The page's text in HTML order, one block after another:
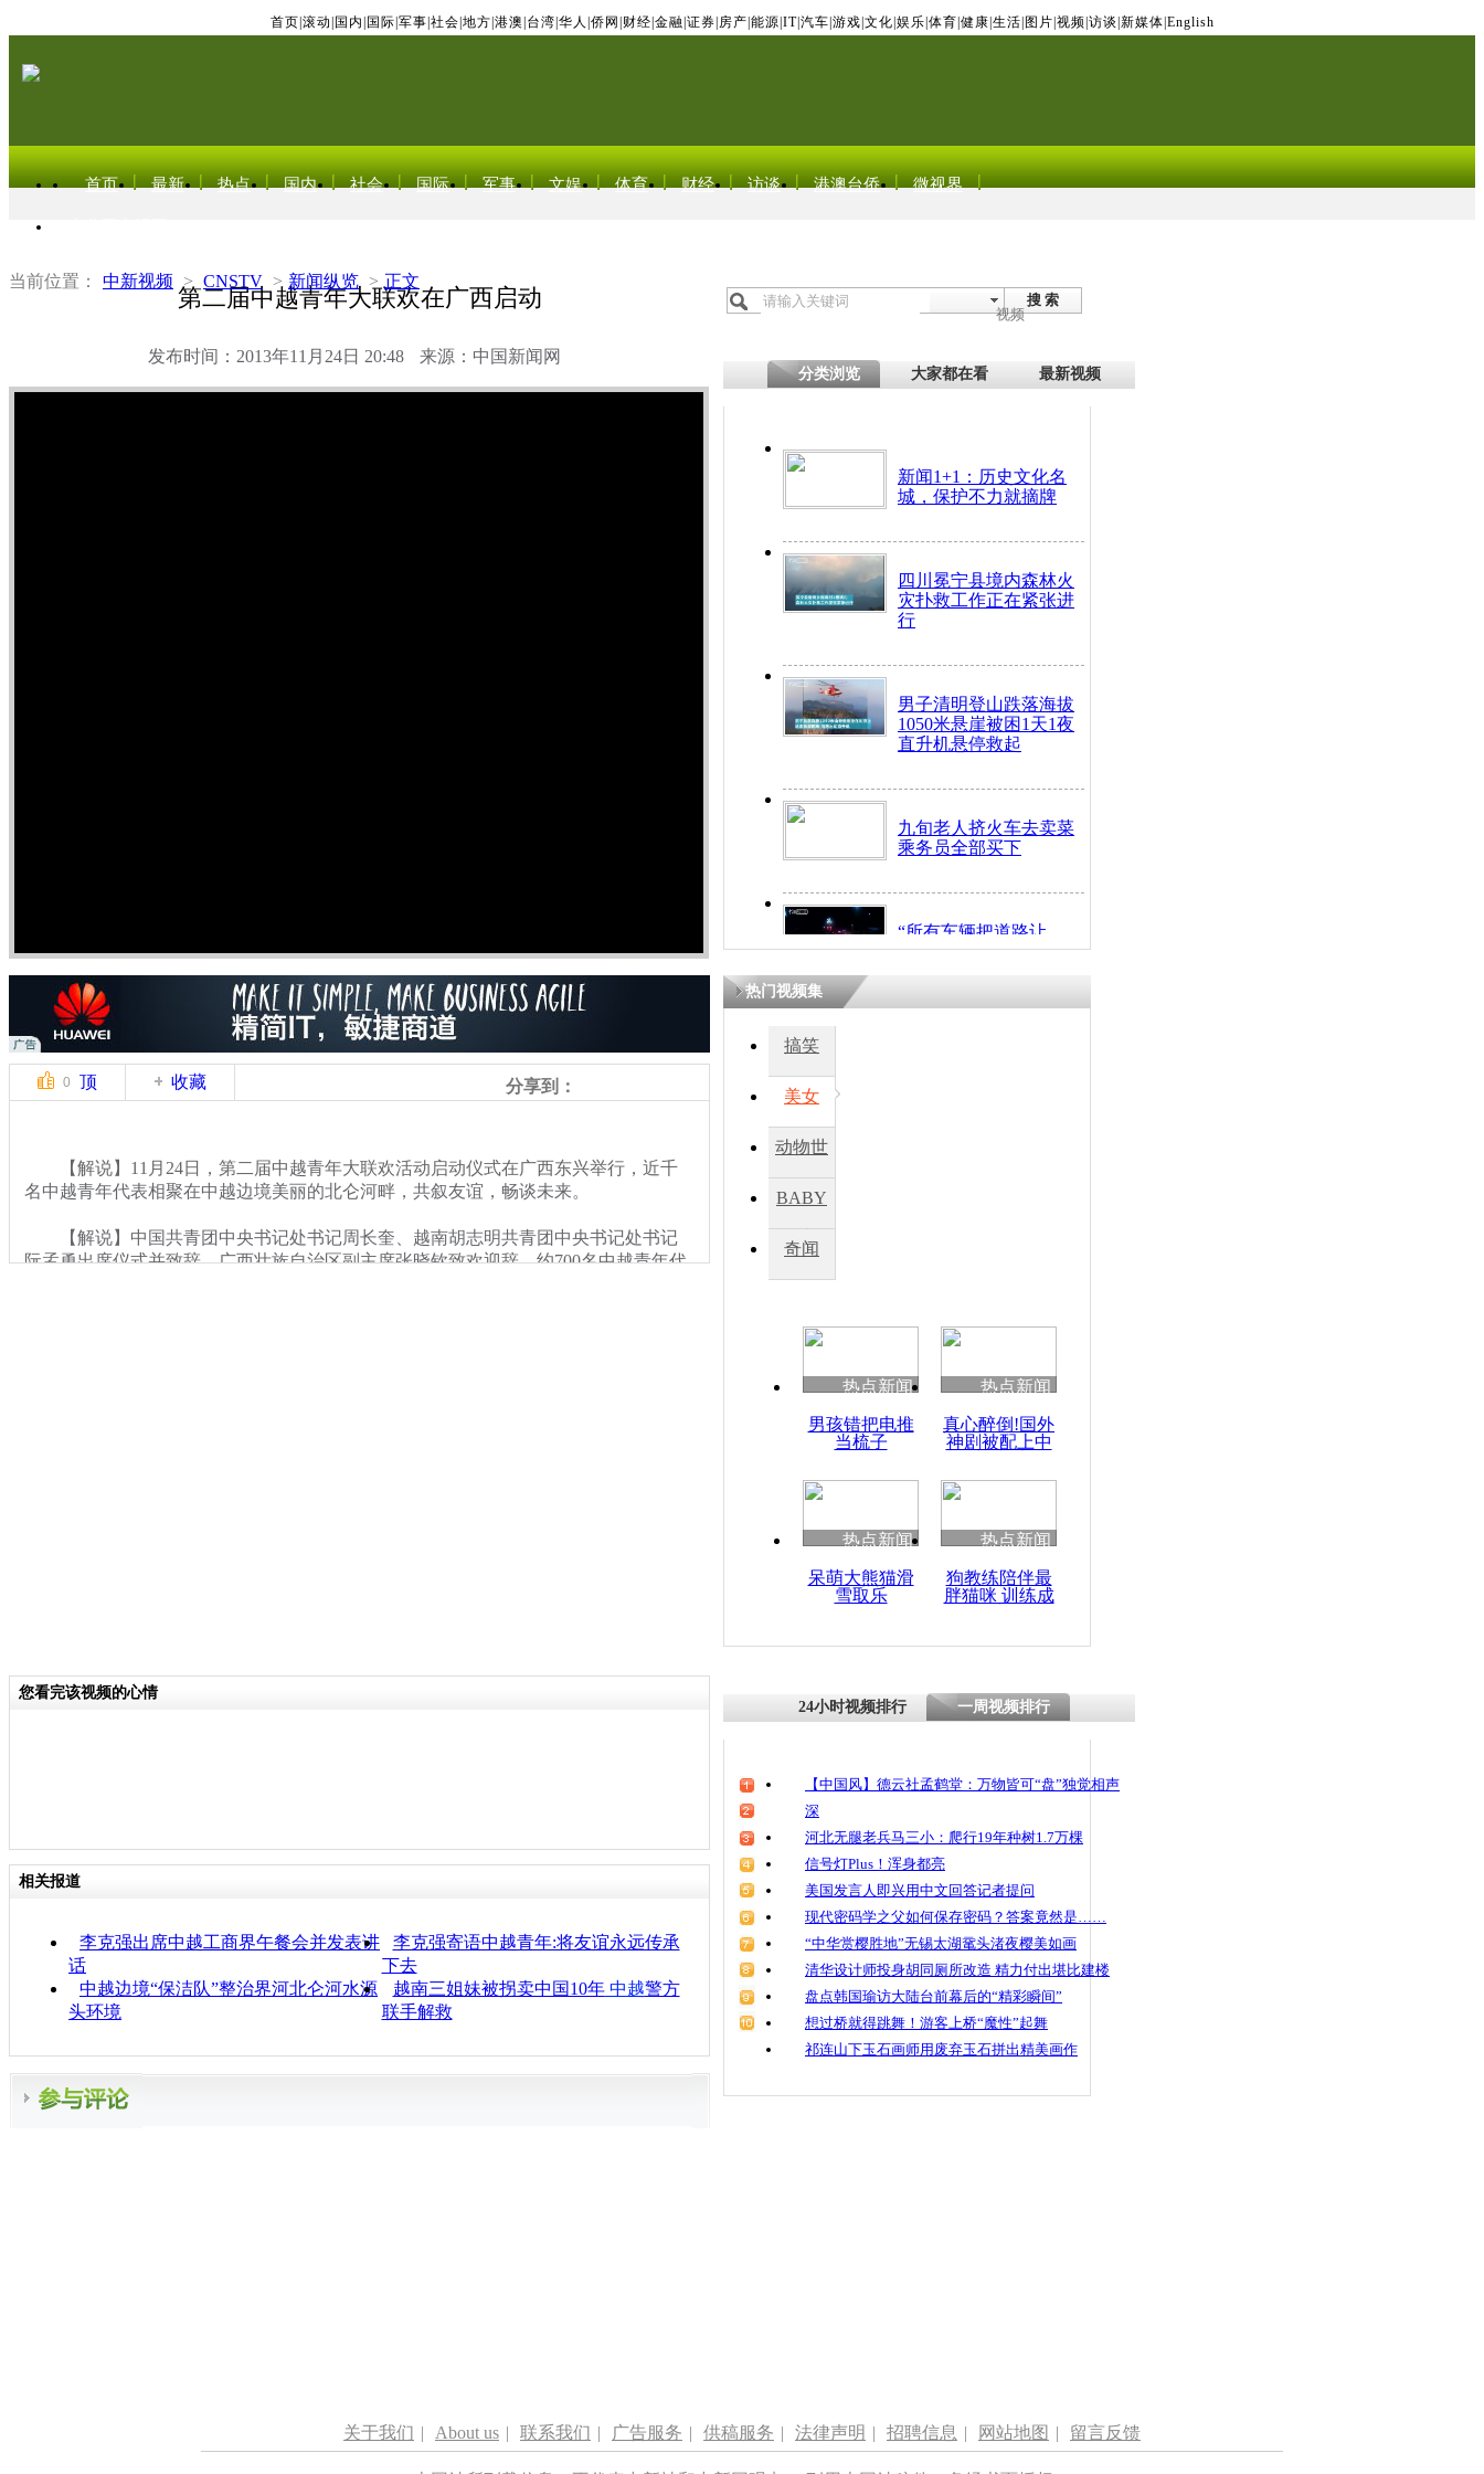
首页 滚动 国内 国际 军事 社会 地方 港澳 台湾 华人 侨网 财经 金融 证券 房产 能源 IT| 汽车 游戏 文化 娱乐 体育 健康 生活 图片 视频 访谈 新媒体 English
首页 最新 热点 国内 社会 国际 军事 文娱 体育 财经 访谈 港澳台侨 微视界
当前位置： 中新视频 > CNSTV > 新闻纵览 > 正文
第二届中越青年大联欢在广西启动
发布时间：2013年11月24日 20:48 来源：中国新闻网
搜 索
视频
分类浏览 大家都在看 最新视频
新闻1+1：历史文化名
城，保护不力就摘牌
四川冕宁县境内森林火
灾扑救工作正在紧张进
行
男子清明登山跌落海拔
1050米悬崖被困1天1夜
直升机悬停救起
九旬老人挤火车去卖菜
乘务员全部买下
“所有车辆把道路让
开！”儿童突发疾病交
因
度苗族花山节
魂
0 顶 收藏 分享到：
【解说】11月24日，第二届中越青年大联欢活动启动仪式在广西东兴举行，近千
名中越青年代表相聚在中越边境美丽的北仑河畔，共叙友谊，畅谈未来。
【解说】中国共青团中央书记处书记周长奎、越南胡志明共青团中央书记处书记
阮孟勇出席仪式并致辞、广西壮族自治区副主席张晓钦致欢迎辞。约700名中越青年代
热门视频集
搞笑
美女
动物世
BABY
秀
奇闻
热点新闻
男孩错把电推
当梳子
热点新闻
真心醉倒!国外
神剧被配上中
热点新闻
呆萌大熊猫滑
雪取乐
热点新闻
狗教练陪伴最
胖猫咪 训练成
您看完该视频的心情
相关报道
李克强出席中越工商界午餐会并发表讲
话
李克强寄语中越青年:将友谊永远传承
下去
中越边境“保洁队”整治界河北仑河水源
头环境
越南三姐妹被拐卖中国10年中越警方
联手解救
24小时视频排行 一周视频排行
【中国风】德云社孟鹤堂：万物皆可“盘”独觉相声
深
河北无腿老兵马三小：爬行19年种树1.7万棵
信号灯Plus！浑身都亮
美国发言人即兴用中文回答记者提问
现代密码学之父如何保存密码？答案竟然是……
“中华赏樱胜地”无锡太湖鼋头渚夜樱美如画
清华设计师投身胡同厕所改造 精力付出堪比建楼
盘点韩国瑜访大陆台前幕后的“精彩瞬间”
想过桥就得跳舞！游客上桥“魔性”起舞
祁连山下玉石画师用废弃玉石拼出精美画作
关于我们 | About us | 联系我们 | 广告服务 | 供稿服务 | 法律声明 | 招聘信息 | 网站地图 | 留言反馈